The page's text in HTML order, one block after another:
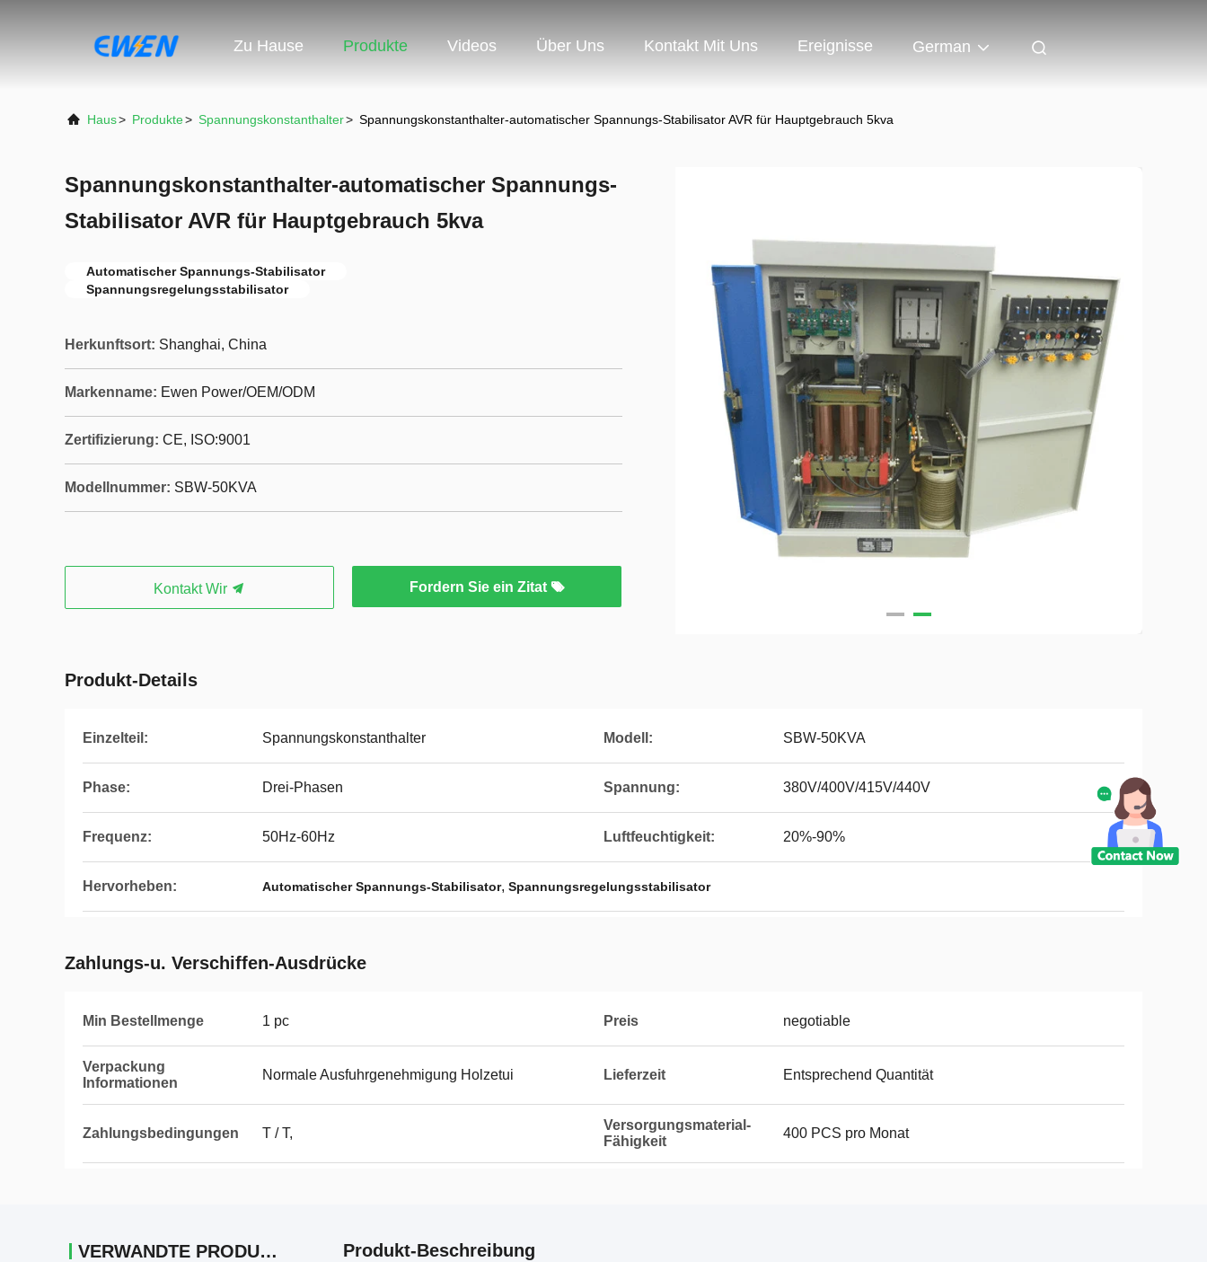
Zu Hause Produkte Videos Über Uns Kontakt Mit Uns Ereignisse German
Haus> Produkte> Spannungskonstanthalter> Spannungskonstanthalter-automatischer Spannungs-Stabilisator AVR für Hauptgebrauch 5kva
Spannungskonstanthalter-automatischer Spannungs-
Stabilisator AVR für Hauptgebrauch 5kva
Automatischer Spannungs-Stabilisator
Spannungsregelungsstabilisator
Herkunftsort: Shanghai, China
Markenname: Ewen Power/OEM/ODM
Zertifizierung: CE, ISO:9001
Modellnummer: SBW-50KVA
Kontakt Wir Fordern Sie ein Zitat
Produkt-Details
Einzelteil: Spannungskonstanthalter Modell: SBW-50KVA
Phase: Drei-Phasen Spannung: 380V/400V/415V/440V
Frequenz: 50Hz-60Hz Luftfeuchtigkeit: 20%-90%
Hervorheben: Automatischer Spannungs-Stabilisator, Spannungsregelungsstabilisator
Zahlungs-u. Verschiffen-Ausdrücke
Min Bestellmenge 1 pc Preis negotiable
Verpackung
Informationen
Normale Ausfuhrgenehmigung Holzetui Lieferzeit Entsprechend Quantität
Zahlungsbedingungen T / T,
Versorgungsmaterial-
Fähigkeit
400 PCS pro Monat
VERWANDTE PRODUKTE Produkt-Beschreibung